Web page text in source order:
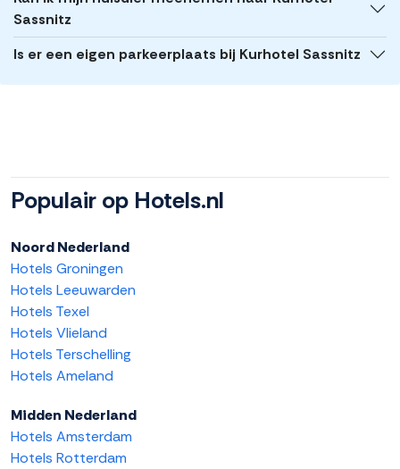
Sassnitz
Is er een eigen parkeerplaats bij Kurhotel Sassnitz
Populair op Hotels.nl
Noord Nederland
Hotels Groningen
Hotels Leeuwarden
Hotels Texel
Hotels Vlieland
Hotels Terschelling
Hotels Ameland
Midden Nederland
Hotels Amsterdam
Hotels Rotterdam